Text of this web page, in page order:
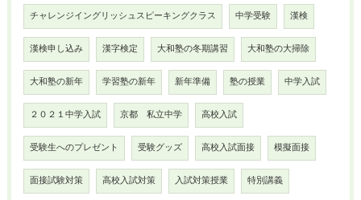
チャレンジイングリッシュスピーキングクラス 中学受験 漢検
漢検申し込み 漢字検定 大和塾の冬期講習 大和塾の大掃除
大和塾の新年 学習塾の新年 新年準備 塾の授業 中学入試
２０２１中学入試 京都 私立中学 高校入試
受験生へのプレゼント 受験グッズ 高校入試面接 模擬面接
面接試験対策 高校入試対策 入試対策授業 特別講義